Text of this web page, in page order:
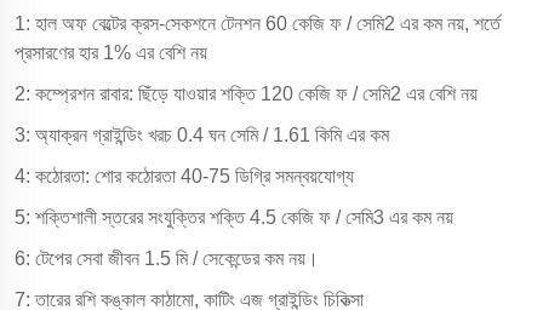
1: হাল অফ বেল্টের ক্রস-সেকশনে টেনশন 60 কেজি ফ / সেমি2 এর কম নয়, শর্তে
প্রসারণের হার 1% এর বেশি নয়
2: কম্প্রেশন রাবার: ছিঁড়ে যাওয়ার শক্তি 120 কেজি ফ / সেমি2 এর বেশি নয়
3: অ্যাক্রন গ্রাইন্ডিং খরচ 0.4 ঘন সেমি / 1.61 কিমি এর কম
4: কঠোরতা: শোর কঠোরতা 40-75 ডিগ্রি সমন্বয়যোগ্য
5: শক্তিশালী স্তরের সংযুক্তির শক্তি 4.5 কেজি ফ / সেমি3 এর কম নয়
6: টেপের সেবা জীবন 1.5 মি / সেকেন্ডের কম নয়।
7: তারের রশি কঙ্কাল কাঠামো, কাটিং এজ গ্রাইন্ডিং চিকিত্সা